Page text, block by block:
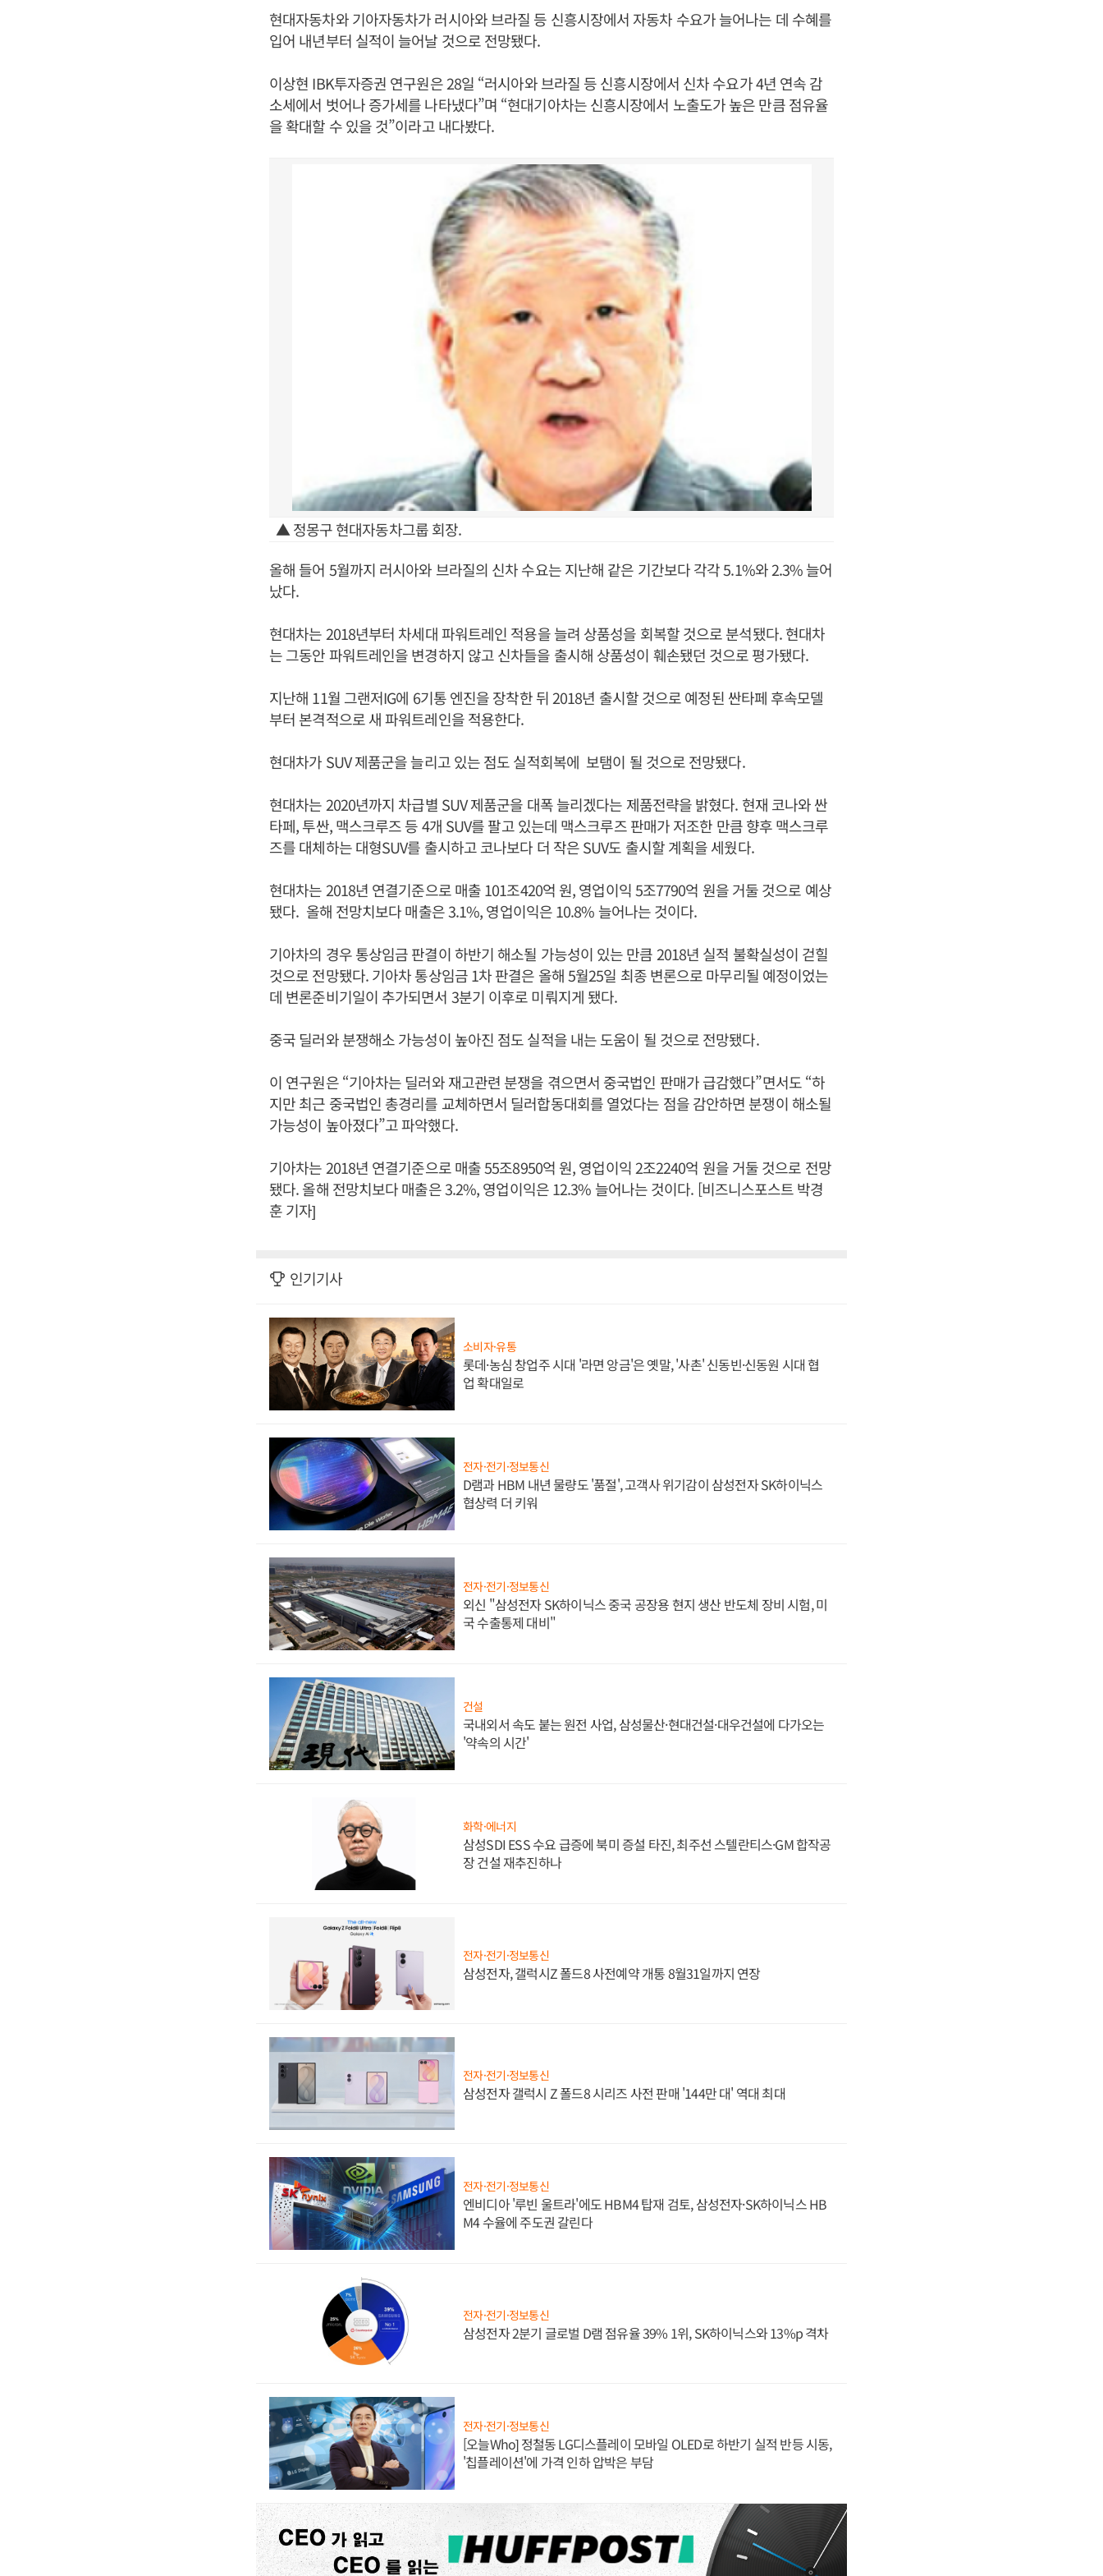
현대자동차와 기아자동차가 러시아와 브라질 등 신흥시장에서 자동차 수요가 늘어나는 데 수혜를
입어 내년부터 실적이 늘어날 것으로 전망됐다.
이상현 IBK투자증권 연구원은 28일 “러시아와 브라질 등 신흥시장에서 신차 수요가 4년 연속 감
소세에서 벗어나 증가세를 나타냈다”며 “현대기아차는 신흥시장에서 노출도가 높은 만큼 점유율
을 확대할 수 있을 것”이라고 내다봤다.
▲ 정몽구 현대자동차그룹 회장.
올해 들어 5월까지 러시아와 브라질의 신차 수요는 지난해 같은 기간보다 각각 5.1%와 2.3% 늘어
났다.
현대차는 2018년부터 차세대 파워트레인 적용을 늘려 상품성을 회복할 것으로 분석됐다. 현대차
는 그동안 파워트레인을 변경하지 않고 신차들을 출시해 상품성이 훼손됐던 것으로 평가됐다.
지난해 11월 그랜저IG에 6기통 엔진을 장착한 뒤 2018년 출시할 것으로 예정된 싼타페 후속모델
부터 본격적으로 새 파워트레인을 적용한다.
현대차가 SUV 제품군을 늘리고 있는 점도 실적회복에 보탬이 될 것으로 전망됐다.
현대차는 2020년까지 차급별 SUV 제품군을 대폭 늘리겠다는 제품전략을 밝혔다. 현재 코나와 싼
타페, 투싼, 맥스크루즈 등 4개 SUV를 팔고 있는데 맥스크루즈 판매가 저조한 만큼 향후 맥스크루
즈를 대체하는 대형SUV를 출시하고 코나보다 더 작은 SUV도 출시할 계획을 세웠다.
현대차는 2018년 연결기준으로 매출 101조420억 원, 영업이익 5조7790억 원을 거둘 것으로 예상
됐다. 올해 전망치보다 매출은 3.1%, 영업이익은 10.8% 늘어나는 것이다.
기아차의 경우 통상임금 판결이 하반기 해소될 가능성이 있는 만큼 2018년 실적 불확실성이 걷힐
것으로 전망됐다. 기아차 통상임금 1차 판결은 올해 5월25일 최종 변론으로 마무리될 예정이었는
데 변론준비기일이 추가되면서 3분기 이후로 미뤄지게 됐다.
중국 딜러와 분쟁해소 가능성이 높아진 점도 실적을 내는 도움이 될 것으로 전망됐다.
이 연구원은 “기아차는 딜러와 재고관련 분쟁을 겪으면서 중국법인 판매가 급감했다”면서도 “하
지만 최근 중국법인 총경리를 교체하면서 딜러합동대회를 열었다는 점을 감안하면 분쟁이 해소될
가능성이 높아졌다”고 파악했다.
기아차는 2018년 연결기준으로 매출 55조8950억 원, 영업이익 2조2240억 원을 거둘 것으로 전망
됐다. 올해 전망치보다 매출은 3.2%, 영업이익은 12.3% 늘어나는 것이다. [비즈니스포스트 박경
훈 기자]
인기기사
소비자·유통
롯데·농심 창업주 시대 '라면 앙금'은 옛말, '사촌' 신동빈·신동원 시대 협
업 확대일로
전자·전기·정보통신
D램과 HBM 내년 물량도 '품절', 고객사 위기감이 삼성전자 SK하이닉스
협상력 더 키워
전자·전기·정보통신
외신 "삼성전자 SK하이닉스 중국 공장용 현지 생산 반도체 장비 시험, 미
국 수출통제 대비"
건설
국내외서 속도 붙는 원전 사업, 삼성물산·현대건설·대우건설에 다가오는
'약속의 시간'
화학·에너지
삼성SDI ESS 수요 급증에 북미 증설 타진, 최주선 스텔란티스·GM 합작공
장 건설 재추진하나
전자·전기·정보통신
삼성전자, 갤럭시Z 폴드8 사전예약 개통 8월31일까지 연장
전자·전기·정보통신
삼성전자 갤럭시 Z 폴드8 시리즈 사전 판매 '144만 대' 역대 최대
전자·전기·정보통신
엔비디아 '루빈 울트라'에도 HBM4 탑재 검토, 삼성전자·SK하이닉스 HB
M4 수율에 주도권 갈린다
전자·전기·정보통신
삼성전자 2분기 글로벌 D램 점유율 39% 1위, SK하이닉스와 13%p 격차
전자·전기·정보통신
[오늘Who] 정철동 LG디스플레이 모바일 OLED로 하반기 실적 반등 시동,
'칩플레이션'에 가격 인하 압박은 부담